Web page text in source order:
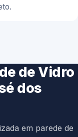
de Vidro
dos
em parede de